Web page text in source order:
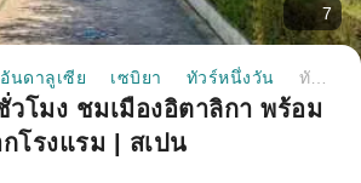
7
อันดาลูเซีย เซบิยา ทัวร์หนึ่งวัน
โมง ชมเมืองอิตาลิกา พร้อม
โรงแรม | สเปน